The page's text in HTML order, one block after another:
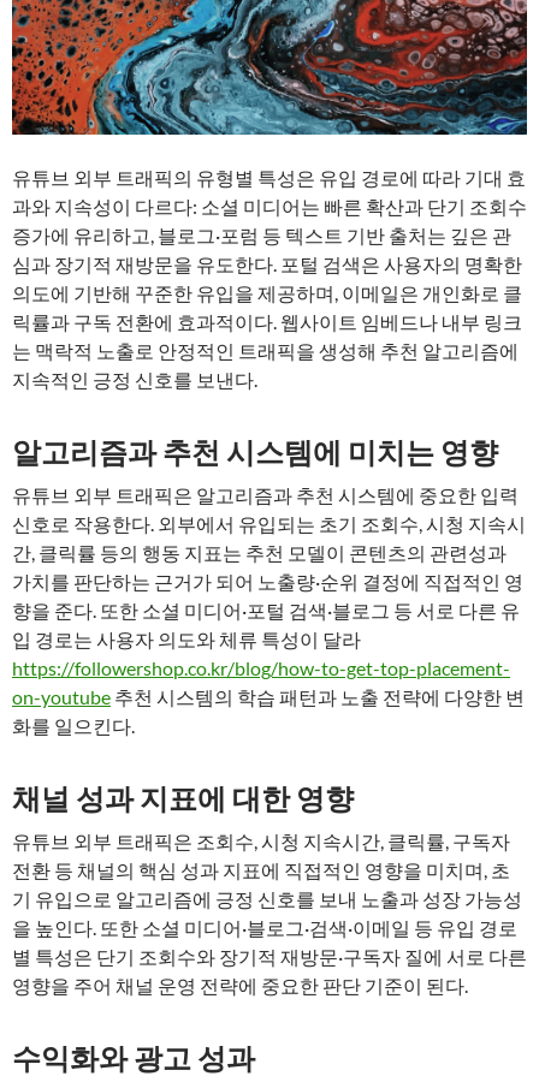
유튜브 외부 트래픽의 유형별 특성은 유입 경로에 따라 기대 효
과와 지속성이 다르다: 소셜 미디어는 빠른 확산과 단기 조회수
증가에 유리하고, 블로그·포럼 등 텍스트 기반 출처는 깊은 관
심과 장기적 재방문을 유도한다. 포털 검색은 사용자의 명확한
의도에 기반해 꾸준한 유입을 제공하며, 이메일은 개인화로 클
릭률과 구독 전환에 효과적이다. 웹사이트 임베드나 내부 링크
는 맥락적 노출로 안정적인 트래픽을 생성해 추천 알고리즘에
지속적인 긍정 신호를 보낸다.
알고리즘과 추천 시스템에 미치는 영향
유튜브 외부 트래픽은 알고리즘과 추천 시스템에 중요한 입력
신호로 작용한다. 외부에서 유입되는 초기 조회수, 시청 지속시
간, 클릭률 등의 행동 지표는 추천 모델이 콘텐츠의 관련성과
가치를 판단하는 근거가 되어 노출량·순위 결정에 직접적인 영
향을 준다. 또한 소셜 미디어·포털 검색·블로그 등 서로 다른 유
입 경로는 사용자 의도와 체류 특성이 달라
https://followershop.co.kr/blog/how-to-get-top-placement-
on-youtube 추천 시스템의 학습 패턴과 노출 전략에 다양한 변
화를 일으킨다.
채널 성과 지표에 대한 영향
유튜브 외부 트래픽은 조회수, 시청 지속시간, 클릭률, 구독자
전환 등 채널의 핵심 성과 지표에 직접적인 영향을 미치며, 초
기 유입으로 알고리즘에 긍정 신호를 보내 노출과 성장 가능성
을 높인다. 또한 소셜 미디어·블로그·검색·이메일 등 유입 경로
별 특성은 단기 조회수와 장기적 재방문·구독자 질에 서로 다른
영향을 주어 채널 운영 전략에 중요한 판단 기준이 된다.
수익화와 광고 성과